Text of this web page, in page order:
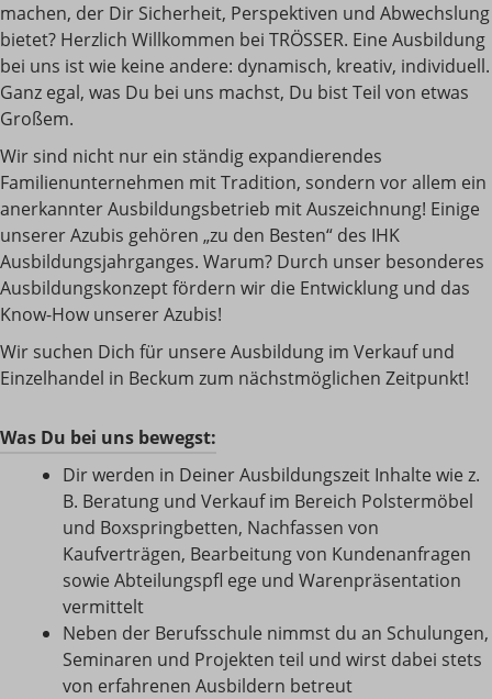
machen, der Dir Sicherheit, Perspektiven und Abwechslung
bietet? Herzlich Willkommen bei TRÖSSER. Eine Ausbildung
bei uns ist wie keine andere: dynamisch, kreativ, individuell.
Ganz egal, was Du bei uns machst, Du bist Teil von etwas
Großem.
Wir sind nicht nur ein ständig expandierendes
Familienunternehmen mit Tradition, sondern vor allem ein
anerkannter Ausbildungsbetrieb mit Auszeichnung! Einige
unserer Azubis gehören „zu den Besten“ des IHK
Ausbildungsjahrganges. Warum? Durch unser besonderes
Ausbildungskonzept fördern wir die Entwicklung und das
Know-How unserer Azubis!
Wir suchen Dich für unsere Ausbildung im Verkauf und
Einzelhandel in Beckum zum nächstmöglichen Zeitpunkt!
Was Du bei uns bewegst:
Dir werden in Deiner Ausbildungszeit Inhalte wie z.
B. Beratung und Verkauf im Bereich Polstermöbel
und Boxspringbetten, Nachfassen von
Kaufverträgen, Bearbeitung von Kundenanfragen
sowie Abteilungspﬂ ege und Warenpräsentation
vermittelt
Neben der Berufsschule nimmst du an Schulungen,
Seminaren und Projekten teil und wirst dabei stets
von erfahrenen Ausbildern betreut